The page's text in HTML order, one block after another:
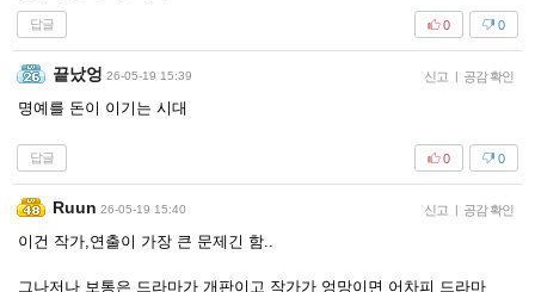
답글 0
0
끝났엉 26-05-19 15:39 신고 | 공감 확인
명예를 돈이 이기는 시대
답글 0
0
Ruun 26-05-19 15:40 신고 | 공감 확인
이건 작가,연출이 가장 큰 문제긴 함..
그나저나 보통은 드라마가 개판이고 작가가 엉망이면 어차피 드라마